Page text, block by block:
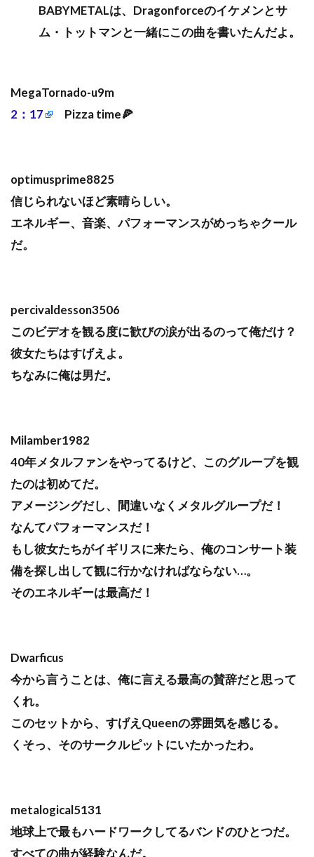
BABYMETALは、Dragonforceのイケメンとサ
ム・トットマンと一緒にこの曲を書いたんだよ。
MegaTornado-u9m
2：17
Pizza time🍕
optimusprime8825
信じられないほど素晴らしい。
エネルギー、音楽、パフォーマンスがめっちゃクール
だ。
percivaldesson3506
このビデオを観る度に歓びの涙が出るのって俺だけ？
彼女たちはすげえよ。
ちなみに俺は男だ。
Milamber1982
40年メタルファンをやってるけど、このグループを観
たのは初めてだ。
アメージングだし、間違いなくメタルグループだ！
なんてパフォーマンスだ！
もし彼女たちがイギリスに来たら、俺のコンサート装
備を探し出して観に行かなければならない…。
そのエネルギーは最高だ！
Dwarficus
今から言うことは、俺に言える最高の賛辞だと思って
くれ。
このセットから、すげえQueenの雰囲気を感じる。
くそっ、そのサークルピットにいたかったわ。
metalogical5131
地球上で最もハードワークしてるバンドのひとつだ。
すべての曲が経験なんだ。